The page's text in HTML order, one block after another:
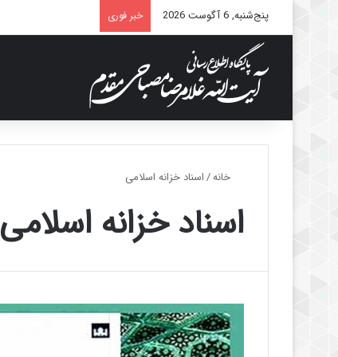
پنج‌شنبه, 6 آگوست 2026 خبر فوری
خانه/اسناد خزانه اسلامی
اسناد خزانه اسلامی